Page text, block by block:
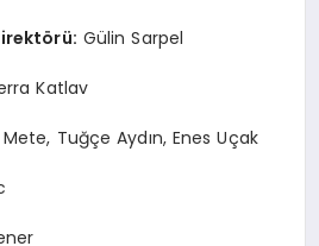
örü: Gülin Sarpel
Katlav
Tuğçe Aydın, Enes Uçak